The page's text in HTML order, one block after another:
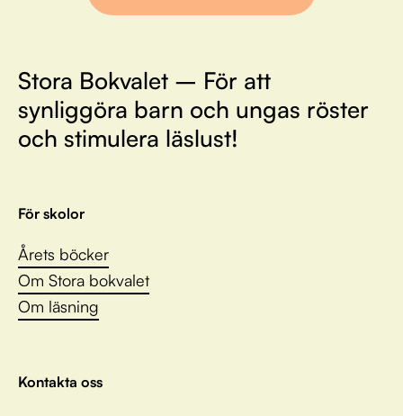
Stora Bokvalet – För att
synliggöra barn och ungas röster
och stimulera läslust!
För skolor
Årets böcker
Om Stora bokvalet
Om läsning
Kontakta oss